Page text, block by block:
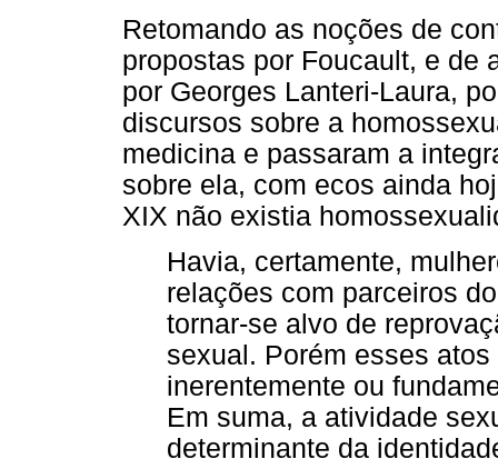
Retomando as noções de
propostas por Foucault, e de
por Georges Lanteri-Laura,
discursos sobre a
medicina e passaram a
sobre ela, com ecos ainda
XIX não existia
Havia, certamente,
relações com parceiros
tornar-se alvo de
sexual. Porém esses
inerentemente ou
Em suma, a atividade
determinante da